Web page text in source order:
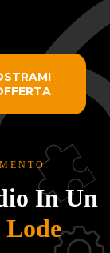
In Un
Lode